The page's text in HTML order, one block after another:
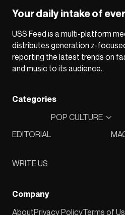
Your daily intake of
USS Feed is a multi-platform
distributes generation z-
reporting the latest trends on
and music to its audience.
Categories
EDITORIAL
POP CULTURE
WRITE US
Company
AboutPrivacy PolicyTerms of